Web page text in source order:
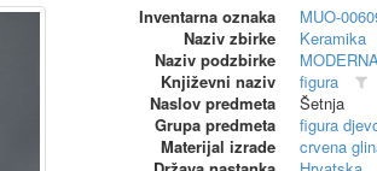
Inventarna oznaka
MUO-
Naziv zbirke
Keramika
Naziv podzbirke
Književni naziv
figura
Naslov predmeta
Šetnja
Grupa predmeta
figura
Materijal izrade
crvena